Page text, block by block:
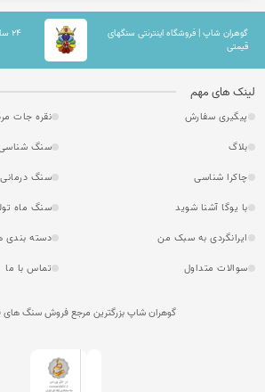
گوهران شاپ | فروشگاه اینترنتی سنگهای
قیمتی
لینک های مهم
پیگیری سفارش
نقره جات
بلاگ
سنگ
چاکرا شناسی
سنگ درمانی
با یوگا آشنا شوید
سنگ ماه
ایرانگردی به سبک من
دسته بندی
سوالات متداول
تماس با ما
گوهران شاپ بزرگترین مرجع فروش سنگ